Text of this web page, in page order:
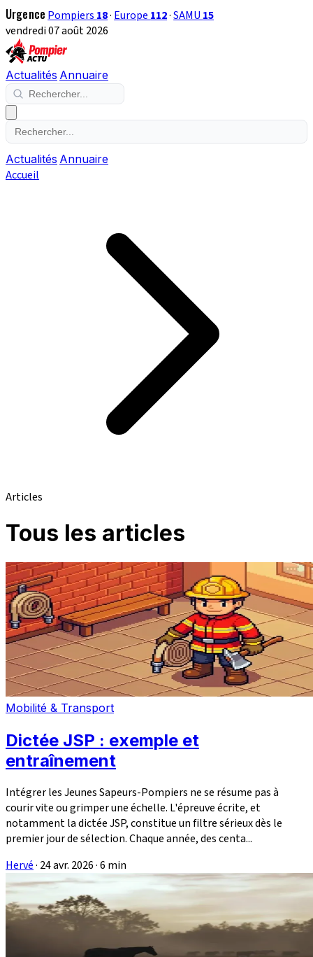
Urgence Pompiers 18· Europe 112·SAMU 15
vendredi 07 août 2026
Actualités Annuaire
Actualités Annuaire
Accueil
Articles
Tous les articles
Mobilité & Transport
Dictée JSP : exemple et
entraînement
Intégrer les Jeunes Sapeurs-Pompiers ne se résume pas à
courir vite ou grimper une échelle. L'épreuve écrite, et
notamment la dictée JSP, constitue un filtre sérieux dès le
premier jour de sélection. Chaque année, des centa...
Hervé· 24 avr. 2026·6 min